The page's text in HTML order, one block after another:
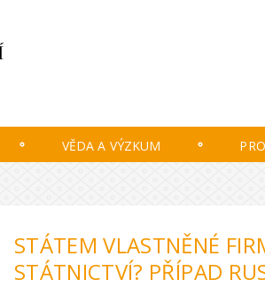
VĚDA A VÝZKUM
STÁTEM VLASTNĚNÉ
STÁTNICTVÍ? PŘÍPAD